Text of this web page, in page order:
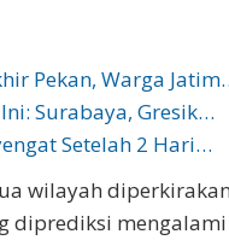
Pekan, Warga
Surabaya, Gresik…
Setelah 2 Hari…
wilayah
diprediksi